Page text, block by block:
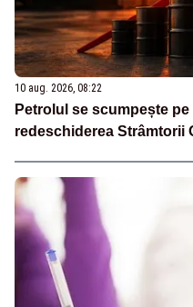
10 aug. 2026, 08:22
Petrolul se scumpește
redeschiderea Strâmtorii